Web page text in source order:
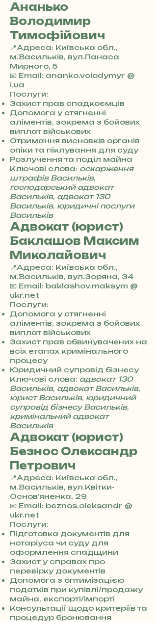
Ананько
Володимир
Тимофійович
📍Адреса: Київська обл.,
м.Васильків, вул.Панаса
Мирного, 5
+
3
8
0
7
3
0
4
8
5
7
8
4
📧 Email: ananko.volodymyr @
i.ua
Послуги:
Захист прав спадкоємців
Допомога у стягненні
аліментів, зокрема з бойових
виплат військових
Отримання висновків органів
опіки та піклування для суду
Розлучення та поділ майна
Ключові слова: оскарження
штрафів Васильків,
господарський адвокат
Васильків, адвокат 130
Васильків, юридичні послуги
Васильків
Адвокат (юрист)
Баклашов Максим
Миколайович
📍Адреса: Київська обл.,
м.Васильків, вул.Зоряна, 34
+
3
8
0
7
3
0
4
8
5
7
8
4
📧 Email: baklashov.maksym @
ukr.net
Послуги:
Допомога у стягненні
аліментів, зокрема з бойових
виплат військових
Захист прав обвинувачених на
всіх етапах кримінального
процесу
Юридичний супровід бізнесу
Ключові слова: адвокат 130
Васильків, адвокат Васильків,
юрист Васильків, юридичний
супровід бізнесу Васильків,
кримінальний адвокат
Васильків
Адвокат (юрист)
Безнос Олександр
Петрович
📍Адреса: Київська обл.,
м.Васильків, вул.Квітки-
Основ'яненка, 29
+
3
8
0
7
3
0
4
8
5
7
8
4
📧 Email: beznos.oleksandr @
ukr.net
Послуги:
Підготовка документів для
нотаріуса чи суду для
оформлення спадщини
Захист у справах про
перевірку документів
Допомога з оптимізацією
податків при купівлі/продажу
майна, експорті/імпорті
Консультації щодо критеріїв та
процедур бронювання